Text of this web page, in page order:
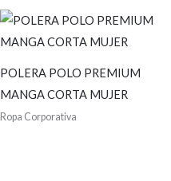
POLERA POLO PREMIUM
MANGA CORTA MUJER
Ropa Corporativa